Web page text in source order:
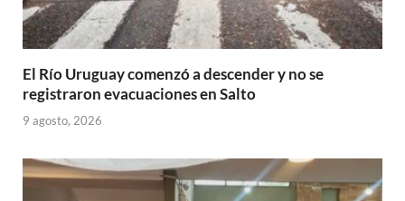
El Río Uruguay comenzó a descender y no se
registraron evacuaciones en Salto
9 agosto, 2026